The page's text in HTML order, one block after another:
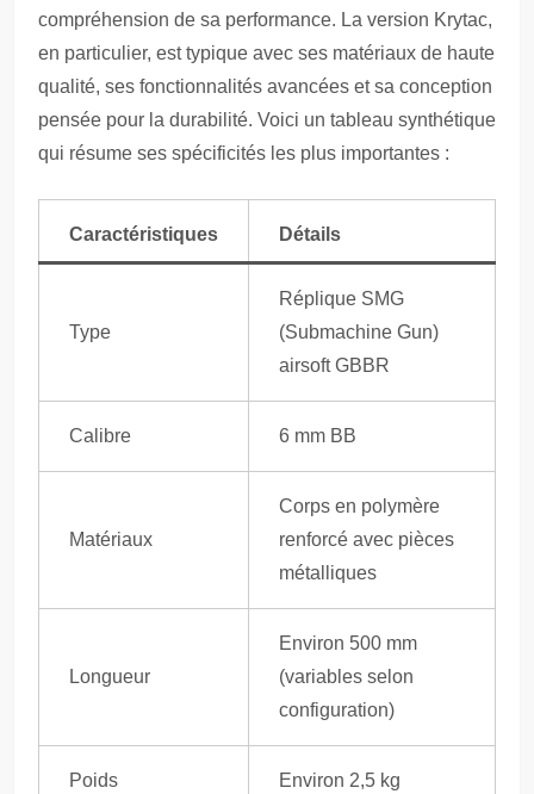
compréhension de sa performance. La version Krytac,
en particulier, est typique avec ses matériaux de haute
qualité, ses fonctionnalités avancées et sa conception
pensée pour la durabilité. Voici un tableau synthétique
qui résume ses spécificités les plus importantes :
Caractéristiques Détails
Type
Réplique SMG
(Submachine Gun)
airsoft GBBR
Calibre 6 mm BB
Matériaux
Corps en polymère
renforcé avec pièces
métalliques
Longueur
Environ 500 mm
(variables selon
configuration)
Poids Environ 2,5 kg